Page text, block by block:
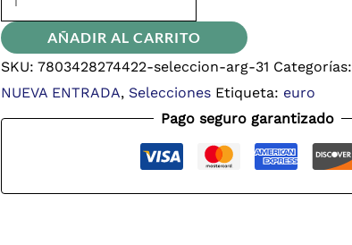
AÑADIR AL CARRITO
SKU: 7803428274422-seleccion-arg-31 Categorías:
NUEVA ENTRADA, Selecciones Etiqueta: euro
Pago seguro garantizado